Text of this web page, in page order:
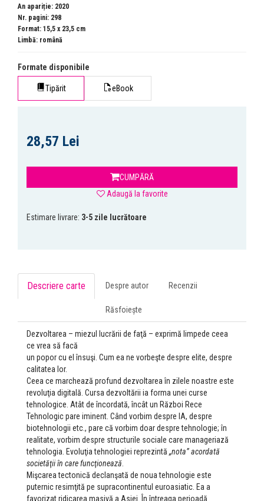
An apariție: 2020
Nr. pagini: 298
Format: 15,5 x 23,5 cm
Limbă: română
Formate disponibile
Tipărit eBook
28,57 Lei
CUMPĂRĂ
Adaugă la favorite
Estimare livrare: 3-5 zile lucrătoare
Descriere carte Despre autor Recenzii
Răsfoiește
Dezvoltarea – miezul lucrării de faţă – exprimă limpede ceea
ce vrea să facă
un popor cu el însuşi. Cum ea ne vorbeşte despre elite, despre
calitatea lor.
Ceea ce marchează profund dezvoltarea în zilele noastre este
revoluţia digitală. Cursa dezvoltării ia forma unei curse
tehnologice. Atât de încordată, încât un Război Rece
Tehnologic pare iminent. Când vorbim despre IA, despre
biotehnologii etc., pare că vorbim doar despre tehnologie; în
realitate, vorbim despre structurile sociale care manageriază
tehnologia. Evoluţia tehnologiei reprezintă „nota” acordată
societăţii în care funcţionează
Mişcarea tectonică declanşată de noua tehnologie este
puternic resimţită pe supracontinentul euroasiatic. Ea a
favorizat ridicarea masivă a Asiei. În întreaga perioadă